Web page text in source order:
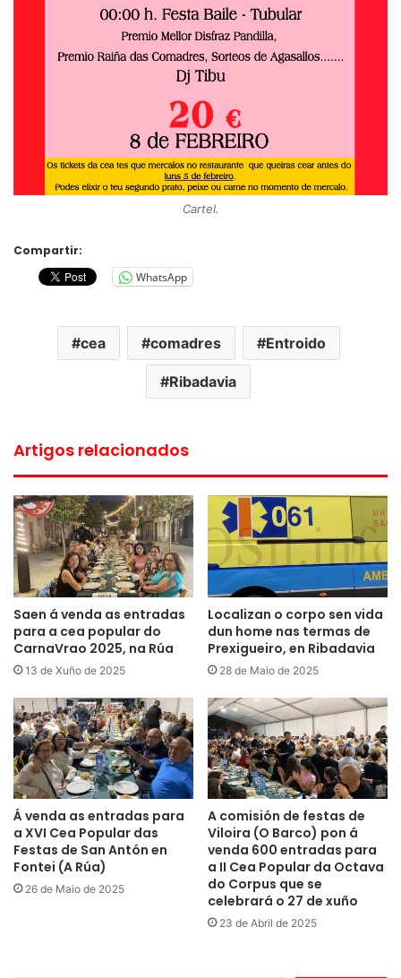
Cartel.
Compartir:
WhatsApp
cea comadres Entroido
Ribadavia
Artigos relacionados
Saen á venda as entradas
para a cea popular do
CarnaVrao 2025, na Rúa
13 de Xuño de 2025
Localizan o corpo sen vida
dun home nas termas de
Prexigueiro, en Ribadavia
28 de Maio de 2025
Á venda as entradas para
a XVI Cea Popular das
Festas de San Antón en
Fontei (A Rúa)
26 de Maio de 2025
A comisión de festas de
Viloira (O Barco) pon á
venda 600 entradas para
a II Cea Popular da Octava
do Corpus que se
celebrará o 27 de xuño
23 de Abril de 2025